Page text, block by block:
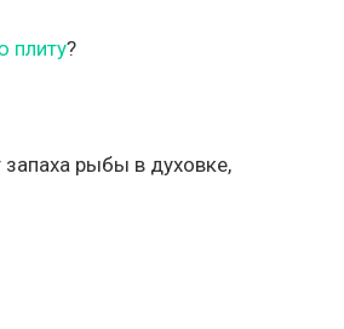
плиту?
запаха рыбы в духовке,